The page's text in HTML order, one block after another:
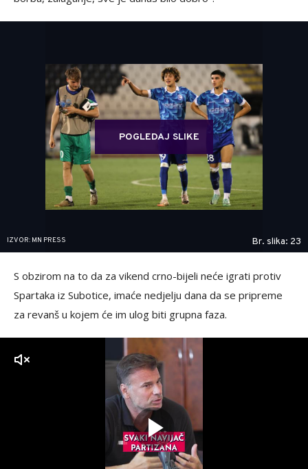
POGLEDAJ SLIKE
IZVOR: MN PRESS Br. slika: 23
S obzirom na to da za vikend crno-bijeli neće igrati protiv
Spartaka iz Subotice, imaće nedjelju dana da se pripreme
za revanš u kojem će im ulog biti grupna faza.